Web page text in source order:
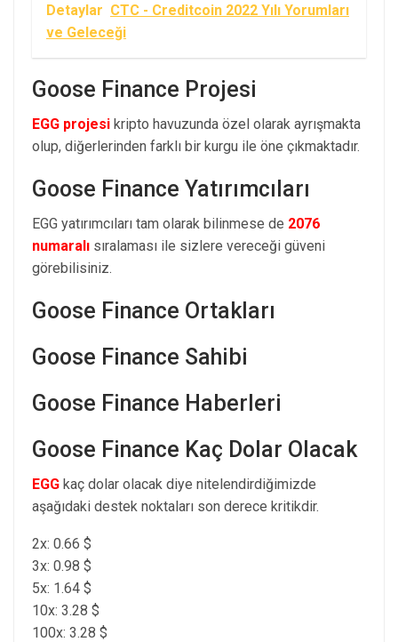
Detaylar CTC - Creditcoin 2022 Yılı Yorumları
ve Geleceği
Goose Finance Projesi
EGG projesi kripto havuzunda özel olarak ayrışmakta
olup, diğerlerinden farklı bir kurgu ile öne çıkmaktadır.
Goose Finance Yatırımcıları
EGG yatırımcıları tam olarak bilinmese de 2076
numaralı sıralaması ile sizlere vereceği güveni
görebilisiniz.
Goose Finance Ortakları
Goose Finance Sahibi
Goose Finance Haberleri
Goose Finance Kaç Dolar Olacak
EGG kaç dolar olacak diye nitelendirdiğimizde
aşağıdaki destek noktaları son derece kritikdir.
2x: 0.66 $
3x: 0.98 $
5x: 1.64 $
10x: 3.28 $
100x: 3.28 $